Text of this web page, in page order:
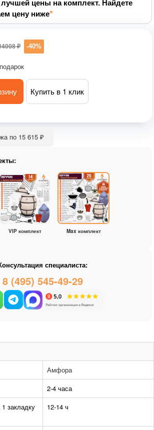
цены на комплект. Найдете
цену ниже
₽ -40%
Купить в 1 клик
по 15 615 ₽
VIP комплект Max комплект
специалиста:
8 (495) 545-49-29
Амфора
2-4 часа
закладку
12-14 ч